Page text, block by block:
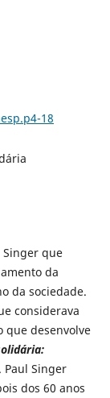
18
que
da
da sociedade.
considerava
que desenvolve
Paul Singer
dos 60 anos